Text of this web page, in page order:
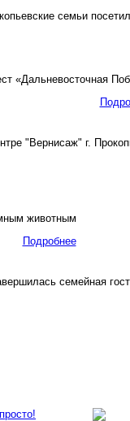
семьи
«Дальневосточная
"Вернисаж" г.
животным
Подробнее
семейная